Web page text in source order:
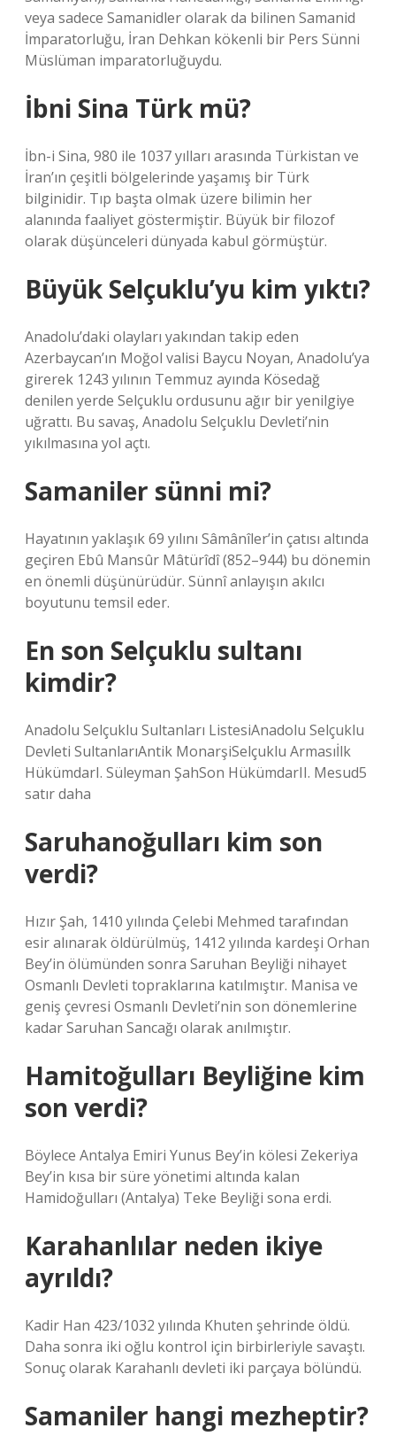
veya sadece Samanidler olarak da bilinen Samanid
İmparatorluğu, İran Dehkan kökenli bir Pers Sünni
Müslüman imparatorluğuydu.
İbni Sina Türk mü?
İbn-i Sina, 980 ile 1037 yılları arasında Türkistan ve
İran’ın çeşitli bölgelerinde yaşamış bir Türk
bilginidir. Tıp başta olmak üzere bilimin her
alanında faaliyet göstermiştir. Büyük bir filozof
olarak düşünceleri dünyada kabul görmüştür.
Büyük Selçuklu’yu kim yıktı?
Anadolu’daki olayları yakından takip eden
Azerbaycan’ın Moğol valisi Baycu Noyan, Anadolu’ya
girerek 1243 yılının Temmuz ayında Kösedağ
denilen yerde Selçuklu ordusunu ağır bir yenilgiye
uğrattı. Bu savaş, Anadolu Selçuklu Devleti’nin
yıkılmasına yol açtı.
Samaniler sünni mi?
Hayatının yaklaşık 69 yılını Sâmânîler’in çatısı altında
geçiren Ebû Mansûr Mâtürîdî (852–944) bu dönemin
en önemli düşünürüdür. Sünnî anlayışın akılcı
boyutunu temsil eder.
En son Selçuklu sultanı
kimdir?
Anadolu Selçuklu Sultanları ListesiAnadolu Selçuklu
Devleti SultanlarıAntik MonarşiSelçuklu Armasıİlk
HükümdarI. Süleyman ŞahSon HükümdarII. Mesud5
satır daha
Saruhanoğulları kim son
verdi?
Hızır Şah, 1410 yılında Çelebi Mehmed tarafından
esir alınarak öldürülmüş, 1412 yılında kardeşi Orhan
Bey’in ölümünden sonra Saruhan Beyliği nihayet
Osmanlı Devleti topraklarına katılmıştır. Manisa ve
geniş çevresi Osmanlı Devleti’nin son dönemlerine
kadar Saruhan Sancağı olarak anılmıştır.
Hamitoğulları Beyliğine kim
son verdi?
Böylece Antalya Emiri Yunus Bey’in kölesi Zekeriya
Bey’in kısa bir süre yönetimi altında kalan
Hamidoğulları (Antalya) Teke Beyliği sona erdi.
Karahanlılar neden ikiye
ayrıldı?
Kadir Han 423/1032 yılında Khuten şehrinde öldü.
Daha sonra iki oğlu kontrol için birbirleriyle savaştı.
Sonuç olarak Karahanlı devleti iki parçaya bölündü.
Samaniler hangi mezheptir?